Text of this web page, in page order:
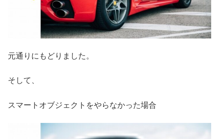
元通りにもどりました。
そして、
スマートオブジェクトをやらなかった場合